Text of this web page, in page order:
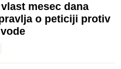
mesec dana
o peticiji protiv